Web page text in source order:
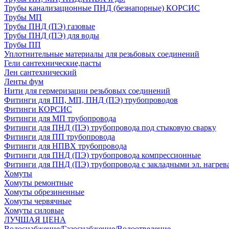
Трубы канализационные ПНД (безнапорные) КОРСИС
Трубы МП
Трубы ПНД (ПЭ) газовые
Трубы ПНД (ПЭ) для воды
Трубы ПП
Уплотнительные материалы для резьбовых соединений
Гели сантехнические,пасты
Лен сантехнический
Ленты фум
Нити для гермеризации резьбовых соединений
Фитинги для ПП, МП, ПНД (ПЭ) трубопроводов
Фитинги КОРСИС
Фитинги для МП трубопровода
Фитинги для ПНД (ПЭ) трубопровода под стыковую сварку
Фитинги для ПП трубопровода
Фитинги для НПВХ трубопровода
Фитинги для ПНД (ПЭ) трубопровода компрессионные
Фитинги для ПНД (ПЭ) трубопровода с закладными эл.
Хомуты
Хомуты ремонтные
Хомуты обрезиненные
Хомуты червячные
Хомуты силовые
ЛУЧШАЯ ЦЕНА